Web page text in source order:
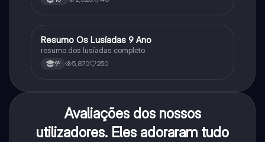
Português
Resumo Os Lusíadas 9 Ano
resumo dos lusíadas completo
9º 5,870 250
Avaliações dos nossos
utilizadores. Eles adoraram tudo